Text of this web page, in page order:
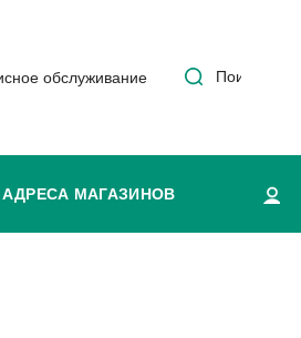
обслуживание Поиск
АДРЕСА МАГАЗИНОВ